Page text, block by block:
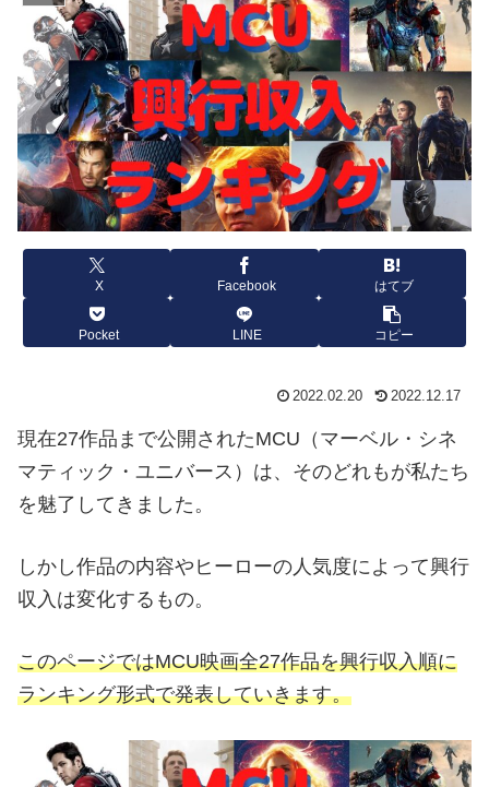
X Facebook はてブ
Pocket LINE コピー
2022.02.20 2022.12.17
現在27作品まで公開されたMCU（マーベル・シネ
マティック・ユニバース）は、そのどれもが私たち
を魅了してきました。
しかし作品の内容やヒーローの人気度によって興行
収入は変化するもの。
このページではMCU映画全27作品を興行収入順に
ランキング形式で発表していきます。